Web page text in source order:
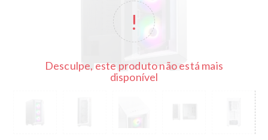
Desculpe, este produto não está mais
disponível